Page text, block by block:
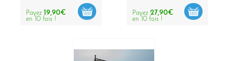
Payez 19,90€
en 10 fois !
Payez 27,90€
en 10 fois !